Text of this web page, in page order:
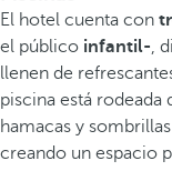
El hotel cuenta con
el público infantil-,
llenen de
piscina está rodeada
hamacas y
creando un espacio